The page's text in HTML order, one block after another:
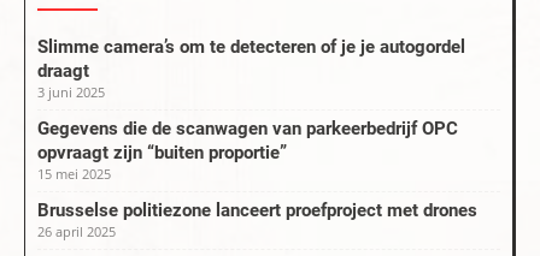
Slimme camera’s om te detecteren of je je autogordel
draagt
3 juni 2025
Gegevens die de scanwagen van parkeerbedrijf OPC
opvraagt zijn “buiten proportie”
15 mei 2025
Brusselse politiezone lanceert proefproject met drones
26 april 2025